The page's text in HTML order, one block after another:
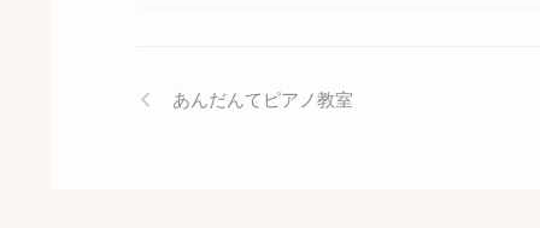
あんだんてピアノ教室